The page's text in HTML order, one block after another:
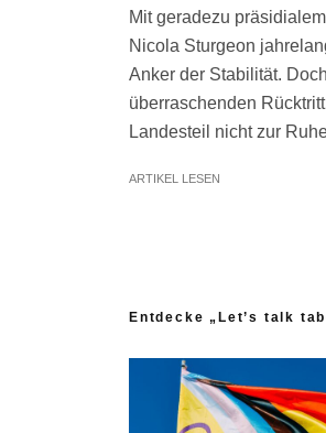
Mit geradezu
Nicola Sturgeon
Anker der Stabilität.
überraschenden
Landesteil nicht zur
ARTIKEL LESEN
Entdecke „Let’s talk